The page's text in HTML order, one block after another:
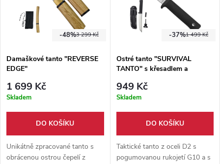
3 299 Kč
-48%
Damaškové tanto "REVERSE
EDGE"
1 699 Kč
Skladem
DO KOŠÍKU
Unikátně zpracované tanto s
obrácenou ostrou čepelí z
1 499 Kč
-37%
Ostré tanto "SURVIVAL
TANTO" s křesadlem a
949 Kč
Skladem
DO KOŠÍKU
Taktické tanto z oceli D2 s
pogumovanou rukojetí G10 a s